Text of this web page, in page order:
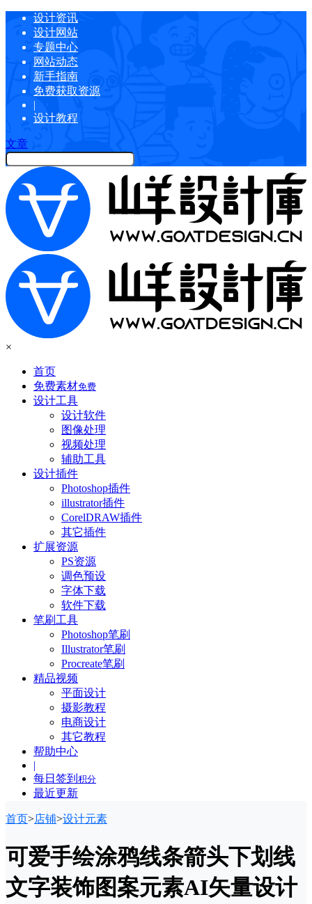
设计资讯
设计网站
专题中心
网站动态
新手指南
免费获取资源
|
设计教程
文章
×
首页
免费素材免费
设计工具
设计软件
图像处理
视频处理
辅助工具
设计插件
Photoshop插件
illustrator插件
CorelDRAW插件
其它插件
扩展资源
PS资源
调色预设
字体下载
软件下载
笔刷工具
Photoshop笔刷
Illustrator笔刷
Procreate笔刷
精品视频
平面设计
摄影教程
电商设计
其它教程
帮助中心
|
每日签到 积分
最近更新
首页>店铺>设计元素
可爱手绘涂鸦线条箭头下划线
文字装饰图案元素AI矢量设计